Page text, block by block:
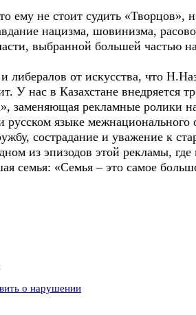
не стоит судить «Творцов»,
нацизма, шовинизма,
выбранной большей частью
от искусства, что
У нас в Казахстане внедряется
заменяющая рекламные ролики
русском языке
сострадание и уважение к
из эпизодов этой рекламы,
семья: «Семья – это самое
о нарушении